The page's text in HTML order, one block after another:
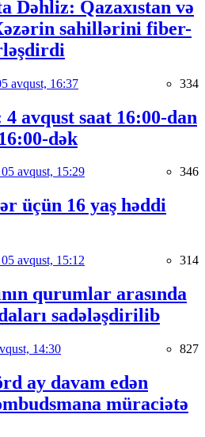
Dəhliz: Qazaxıstan və
sahillərini fiber-
avqust, 16:37 334
avqust saat 16:00-dan
dək
05 avqust, 15:29 346
üçün 16 yaş həddi
05 avqust, 15:12 314
qurumlar arasında
sadələşdirilib
14:30 827
ay davam edən
müraciətə